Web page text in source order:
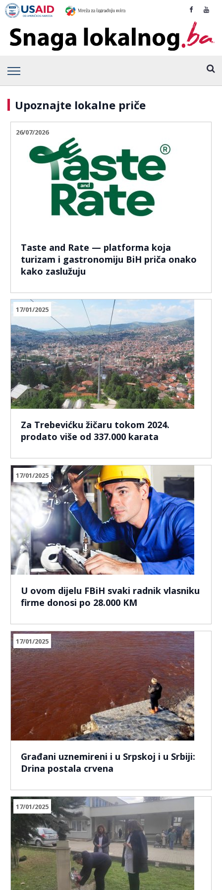
Upoznajte lokalne priče
26/07/2026
Taste and Rate — platforma koja
turizam i gastronomiju BiH priča onako
kako zaslužuju
17/01/2025
Za Trebevićku žičaru tokom 2024.
prodato više od 337.000 karata
17/01/2025
U ovom dijelu FBiH svaki radnik vlasniku
firme donosi po 28.000 KM
17/01/2025
Građani uznemireni i u Srpskoj i u Srbiji:
Drina postala crvena
17/01/2025